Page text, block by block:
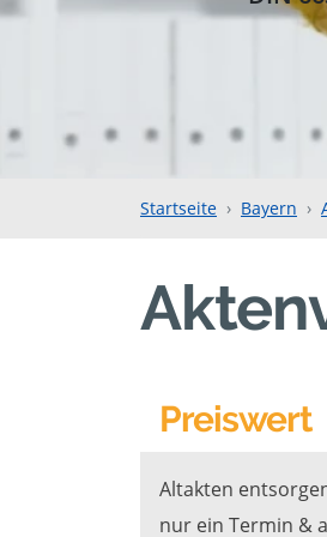
Startseite Bayern
Preiswert
Altakten
nur ein Termin &